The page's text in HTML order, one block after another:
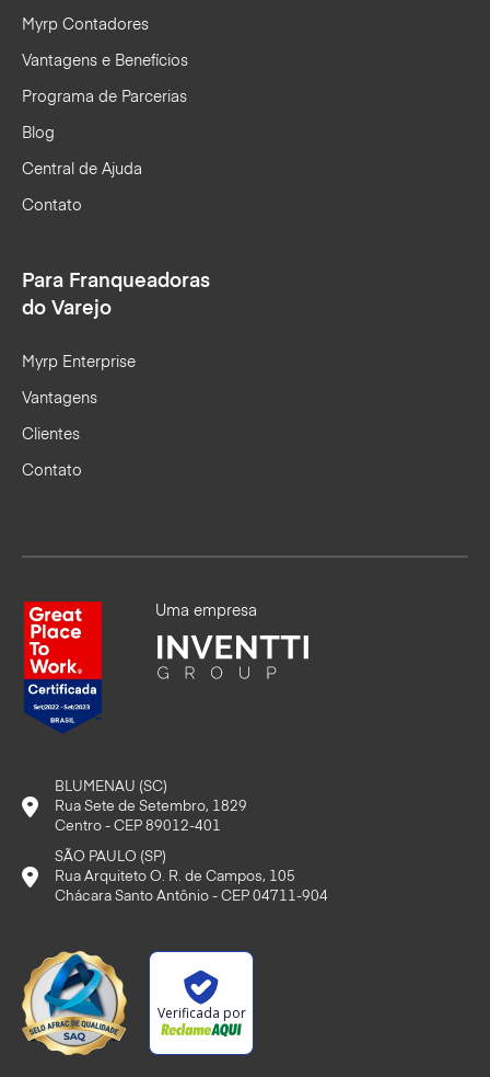
Myrp Contadores
Vantagens e Benefícios
Programa de Parcerias
Blog
Central de Ajuda
Contato
Para Franqueadoras
do Varejo
Myrp Enterprise
Vantagens
Clientes
Contato
Uma empresa
BLUMENAU (SC)
Rua Sete de Setembro, 1829
Centro - CEP 89012-401
SÃO PAULO (SP)
Rua Arquiteto O. R. de Campos, 105
Chácara Santo Antônio - CEP 04711-904
Verificada por